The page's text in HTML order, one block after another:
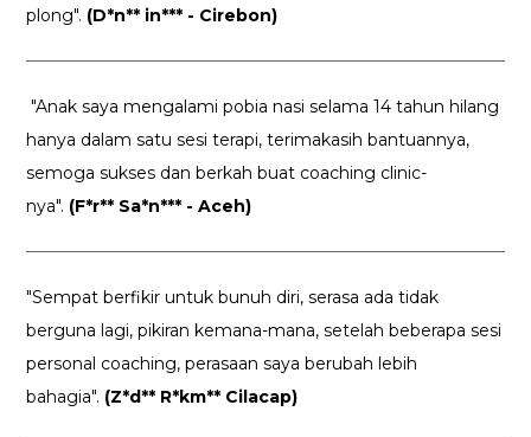
plong". (D*n** in*** - Cirebon)
"Anak saya mengalami pobia nasi selama 14 tahun hilang
hanya dalam satu sesi terapi, terimakasih bantuannya,
semoga sukses dan berkah buat coaching clinic-
nya". (F*r** Sa*n*** - Aceh)
"Sempat berfikir untuk bunuh diri, serasa ada tidak
berguna lagi, pikiran kemana-mana, setelah beberapa sesi
personal coaching, perasaan saya berubah lebih
bahagia". (Z*d** R*km** Cilacap)